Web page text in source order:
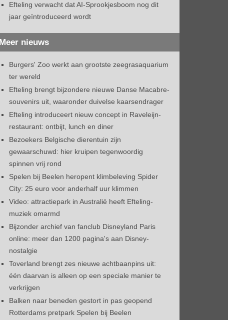
Efteling verwacht dat AI-Sprookjesboom nog dit
jaar geïntroduceerd wordt
Meer nieuws
Burgers' Zoo werkt aan grootste zeegrasaquarium
ter wereld
Efteling brengt bijzondere nieuwe Danse Macabre-
souvenirs uit, waaronder duivelse kaarsendrager
Efteling introduceert nieuw concept in Raveleijn-
restaurant: ontbijt, lunch en diner
Bezoekers Belgische dierentuin zijn
gewaarschuwd: hier kruipen tegenwoordig
spinnen vrij rond
Spelen bij Beelen heropent klimbeleving Spider
City: 25 euro voor anderhalf uur klimmen
Video: attractiepark in Australië heeft Efteling-
muziek omarmd
Bijzonder archief van fanclub Disneyland Paris
online: meer dan 1200 pagina's aan Disney-
nostalgie
Toverland brengt zes nieuwe achtbaanpins uit:
één daarvan is alleen op een speciale manier te
verkrijgen
Balken naar beneden gestort in pas geopend
Rotterdams pretpark Spelen bij Beelen